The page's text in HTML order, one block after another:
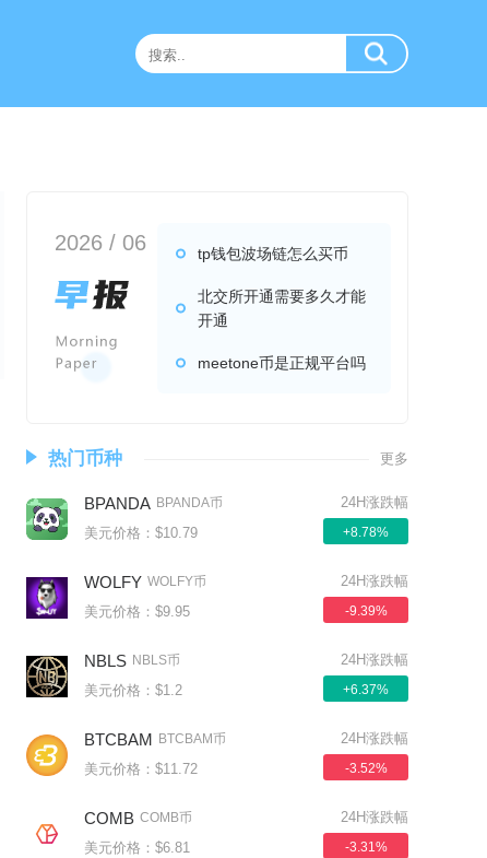
2026 / 06 tp钱包波场链怎么买币
北交所开通需要多久才能
开通
meetone币是正规平台吗
热门币种 更多
BPANDA BPANDA币
美元价格：$10.79
24H涨跌幅
+8.78%
WOLFY WOLFY币
美元价格：$9.95
24H涨跌幅
-9.39%
NBLS NBLS币
美元价格：$1.2
24H涨跌幅
+6.37%
BTCBAM BTCBAM币
美元价格：$11.72
24H涨跌幅
-3.52%
COMB COMB币
美元价格：$6.81
24H涨跌幅
-3.31%